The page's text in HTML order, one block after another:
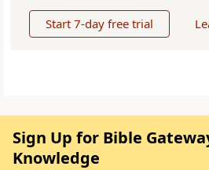
Start 7-day free trial
Sign Up for Bible
Knowledge